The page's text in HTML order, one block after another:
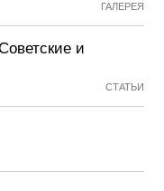
ГАЛЕРЕЯ
и
СТАТЬИ